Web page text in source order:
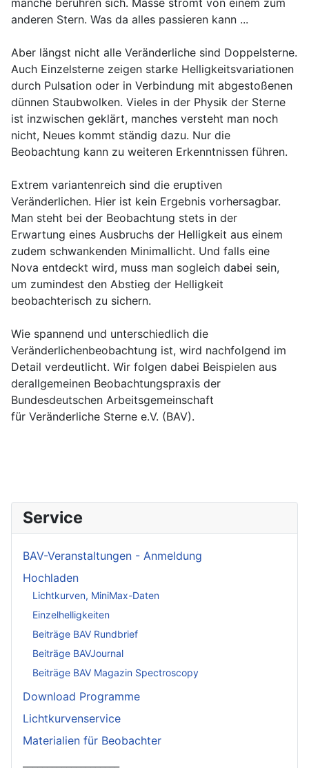
anderen Stern. Was da alles passieren kann ...
Aber längst nicht alle Veränderliche sind Doppelsterne.
Auch Einzelsterne zeigen starke Helligkeitsvariationen
durch Pulsation oder in Verbindung mit abgestoßenen
dünnen Staubwolken. Vieles in der Physik der Sterne
ist inzwischen geklärt, manches versteht man noch
nicht, Neues kommt ständig dazu. Nur die
Beobachtung kann zu weiteren Erkenntnissen führen.
Extrem variantenreich sind die eruptiven
Veränderlichen. Hier ist kein Ergebnis vorhersagbar.
Man steht bei der Beobachtung stets in der
Erwartung eines Ausbruchs der Helligkeit aus einem
zudem schwankenden Minimallicht. Und falls eine
Nova entdeckt wird, muss man sogleich dabei sein,
um zumindest den Abstieg der Helligkeit
beobachterisch zu sichern.
Wie spannend und unterschiedlich die
Veränderlichenbeobachtung ist, wird nachfolgend im
Detail verdeutlicht. Wir folgen dabei Beispielen aus
derallgemeinen Beobachtungspraxis der
Bundesdeutschen Arbeitsgemeinschaft
für Veränderliche Sterne e.V. (BAV).
Service
BAV-Veranstaltungen - Anmeldung
Hochladen
Lichtkurven, MiniMax-Daten
Einzelhelligkeiten
Beiträge BAV Rundbrief
Beiträge BAVJournal
Beiträge BAV Magazin Spectroscopy
Download Programme
Lichtkurvenservice
Materialien für Beobachter